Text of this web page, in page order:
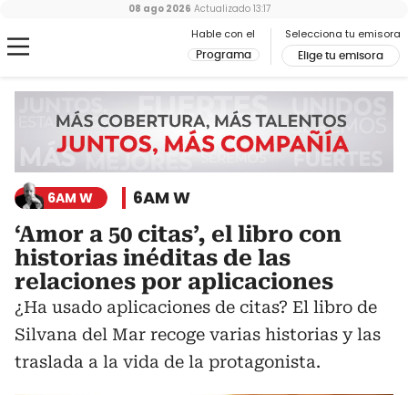
Hable con el
Programa
Selecciona tu emisora
Elige tu emisora
08 ago 2026 Actualizado 13:17
6AM W 6AM W
‘Amor a 50 citas’, el libro con
historias inéditas de las
relaciones por aplicaciones
¿Ha usado aplicaciones de citas? El libro de
Silvana del Mar recoge varias historias y las
traslada a la vida de la protagonista.